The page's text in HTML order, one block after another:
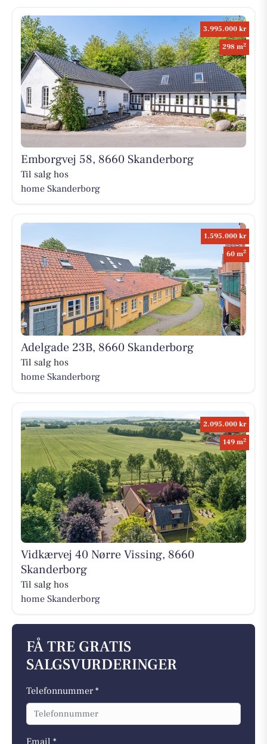
3.995.000 kr
298 m2
Emborgvej 58, 8660 Skanderborg
Til salg hos
home Skanderborg
1.595.000 kr
60 m2
Adelgade 23B, 8660 Skanderborg
Til salg hos
home Skanderborg
2.095.000 kr
149 m2
Vidkærvej 40 Nørre Vissing, 8660
Skanderborg
Til salg hos
home Skanderborg
FÅ TRE GRATIS
SALGSVURDERINGER
Telefonnummer *
Email *